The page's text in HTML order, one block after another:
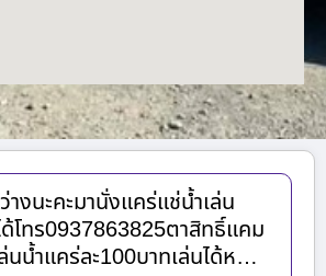
างนะคะมานั่งแคร่แช่น้ำเล่น
โทร0937863825ตาสิทธิ์แคม
นน้ำแคร่ละ100บาทเล่นได้ห…